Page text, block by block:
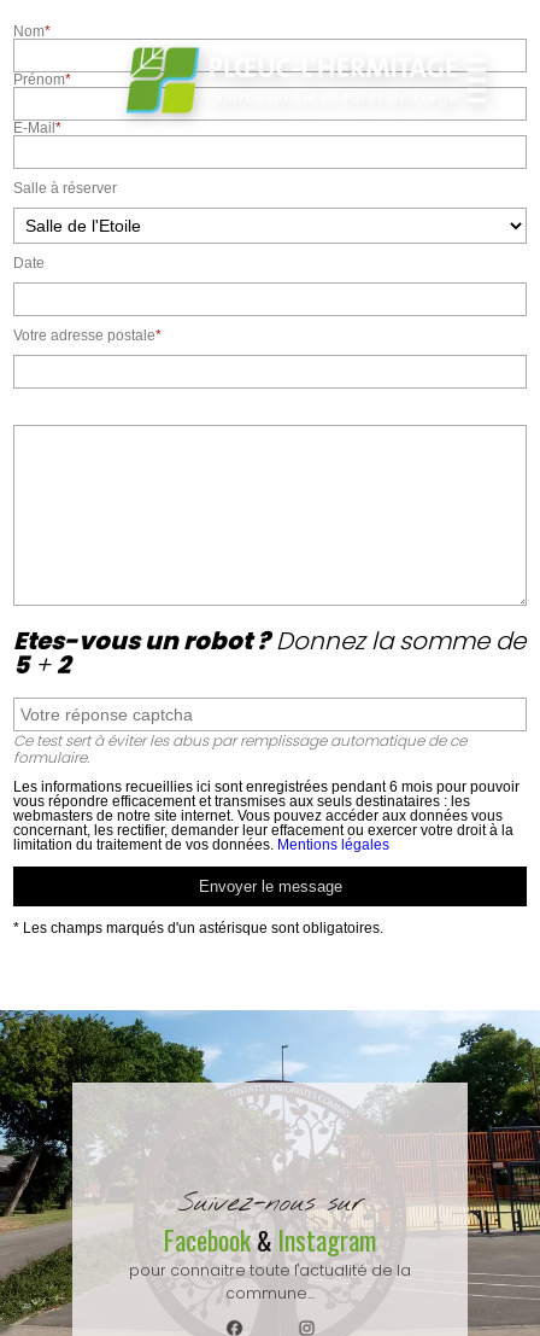
Nom*
Prénom*
E-Mail*
Salle à réserver
Date
Votre adresse postale*
Etes-vous un robot ?Donnez la somme de
5+2
Ce test sert à éviter les abus par remplissage automatique de ce
formulaire.
Les informations recueillies ici sont enregistrées pendant 6 mois pour pouvoir
vous répondre efficacement et transmises aux seuls destinataires : les
webmasters de notre site internet. Vous pouvez accéder aux données vous
concernant, les rectifier, demander leur effacement ou exercer votre droit à la
limitation du traitement de vos données. Mentions légales
* Les champs marqués d'un astérisque sont obligatoires.
Suivez-nous sur
Facebook& Instagram
pour connaitre toute l'actualité de la
commune...